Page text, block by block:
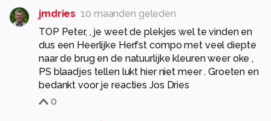
jmdries 10 maanden geleden
TOP Peter, , je weet de plekjes wel te vinden en
dus een Heerlijke Herfst compo met veel diepte
naar de brug en de natuurlijke kleuren weer oke ,
PS blaadjes tellen lukt hier niet meer . Groeten en
bedankt voor je reacties Jos Dries
0